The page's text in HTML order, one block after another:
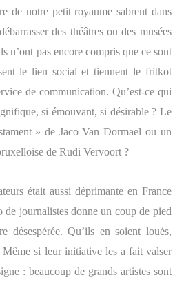
de notre petit royaume sabrent dans
des théâtres ou des musées
n’ont pas encore compris que ce sont
le lien social et tiennent le fritkot
de communication. Qu’est-ce qui
si émouvant, si désirable ? Le
» de Jaco Van Dormael ou un
de Rudi Vervoort ?
était aussi déprimante en France
de journalistes donne un coup de pied
désespérée. Qu’ils en soient loués,
si leur initiative les a fait valser
: beaucoup de grands artistes sont